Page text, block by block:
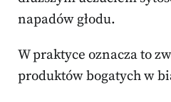
napadów głodu.
W praktyce oznacza to
produktów bogatych w